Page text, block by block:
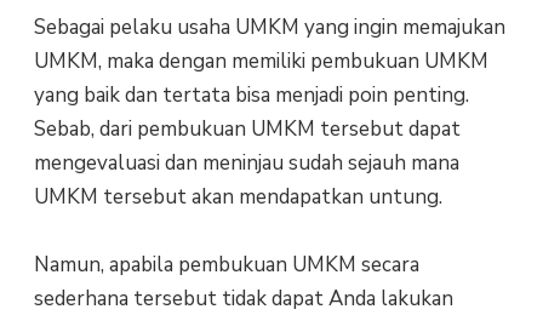
Sebagai pelaku usaha UMKM yang ingin memajukan
UMKM, maka dengan memiliki pembukuan UMKM
yang baik dan tertata bisa menjadi poin penting.
Sebab, dari pembukuan UMKM tersebut dapat
mengevaluasi dan meninjau sudah sejauh mana
UMKM tersebut akan mendapatkan untung.
Namun, apabila pembukuan UMKM secara
sederhana tersebut tidak dapat Anda lakukan